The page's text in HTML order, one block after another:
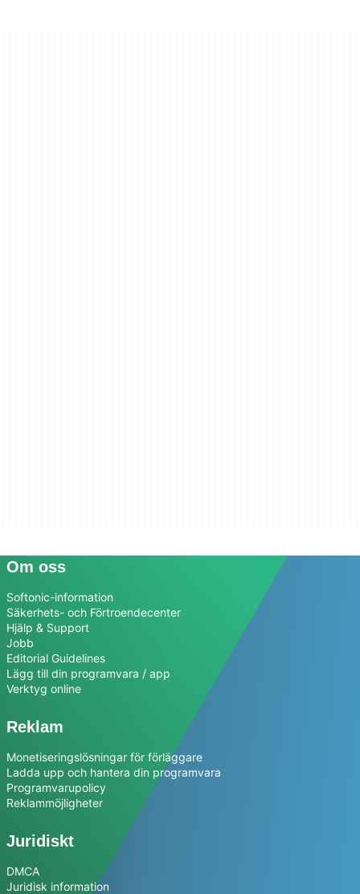
Om oss
Softonic-information
Säkerhets- och Förtroendecenter
Hjälp & Support
Jobb
Editorial Guidelines
Lägg till din programvara / app
Verktyg online
Reklam
Monetiseringslösningar för förläggare
Ladda upp och hantera din programvara
Programvarupolicy
Reklammöjligheter
Juridiskt
DMCA
Juridisk information